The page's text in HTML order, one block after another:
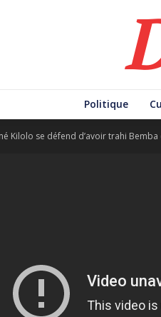
Politique
Kilolo se défend d’avoir trahi Bemba